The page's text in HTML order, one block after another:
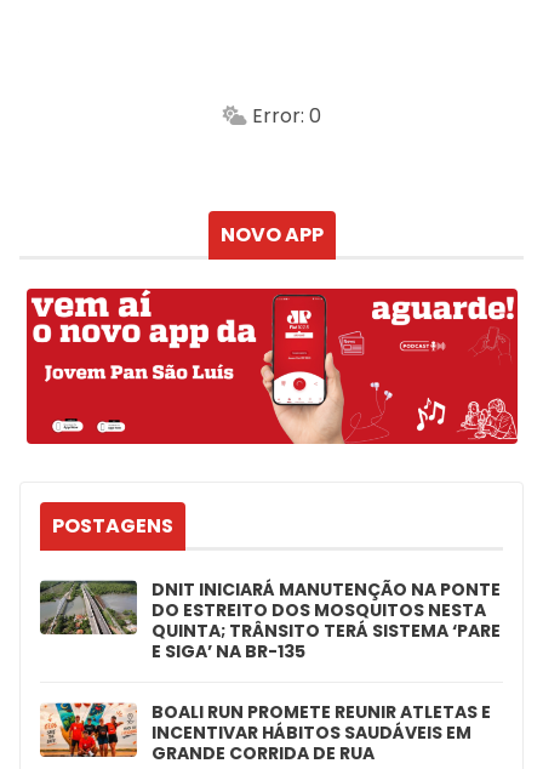
Min.
Error: 0
NOVO APP
POSTAGENS
DNIT INICIARÁ MANUTENÇÃO NA PONTE
DO ESTREITO DOS MOSQUITOS NESTA
QUINTA; TRÂNSITO TERÁ SISTEMA ‘PARE
E SIGA’ NA BR-135
BOALI RUN PROMETE REUNIR ATLETAS E
INCENTIVAR HÁBITOS SAUDÁVEIS EM
GRANDE CORRIDA DE RUA